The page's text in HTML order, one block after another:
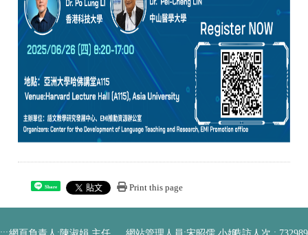
Share Print this page